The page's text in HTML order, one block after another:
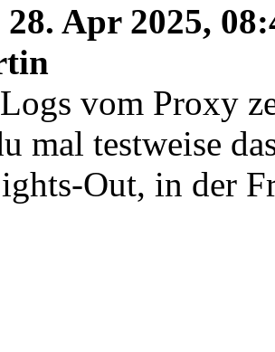
28. Apr 2025,
vom Proxy
mal testweise
Out, in der